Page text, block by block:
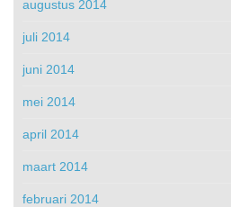
augustus 2014
juli 2014
juni 2014
mei 2014
april 2014
maart 2014
februari 2014